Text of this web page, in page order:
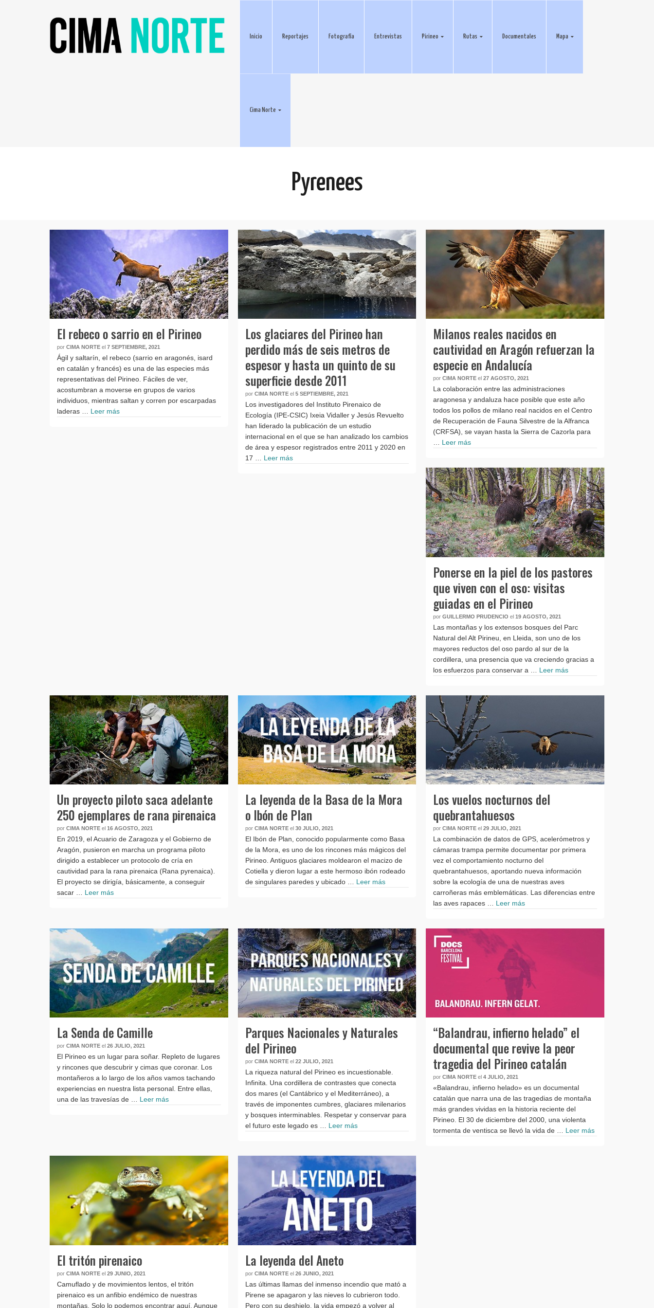
Inicio Reportajes Fotografía Entrevistas Pirineo Rutas Documentales Mapa
Cima Norte
Pyrenees
El rebeco o sarrio en el Pirineo
por CIMA NORTE el 7 SEPTIEMBRE, 2021
Ágil y saltarín, el rebeco (sarrio en aragonés, isard
en catalán y francés) es una de las especies más
representativas del Pirineo. Fáciles de ver,
acostumbran a moverse en grupos de varios
individuos, mientras saltan y corren por escarpadas
laderas … Leer más
Los glaciares del Pirineo han
perdido más de seis metros de
espesor y hasta un quinto de su
superficie desde 2011
por CIMA NORTE el 5 SEPTIEMBRE, 2021
Los investigadores del Instituto Pirenaico de
Ecología (IPE-CSIC) Ixeia Vidaller y Jesús Revuelto
han liderado la publicación de un estudio
internacional en el que se han analizado los cambios
de área y espesor registrados entre 2011 y 2020 en
17 … Leer más
Milanos reales nacidos en
cautividad en Aragón refuerzan la
especie en Andalucía
porCIMA NORTE el27 AGOSTO, 2021
La colaboración entre las administraciones
aragonesa y andaluza hace posible que este año
todos los pollos de milano real nacidos en el Centro
de Recuperación de Fauna Silvestre de la Alfranca
(CRFSA), se vayan hasta la Sierra de Cazorla para
… Leer más
Ponerse en la piel de los pastores
que viven con el oso: visitas
guiadas en el Pirineo
porGUILLERMO PRUDENCIO el19 AGOSTO, 2021
Las montañas y los extensos bosques del Parc
Natural del Alt Pirineu, en Lleida, son uno de los
mayores reductos del oso pardo al sur de la
cordillera, una presencia que va creciendo gracias a
los esfuerzos para conservar a … Leer más
Un proyecto piloto saca adelante
250 ejemplares de rana pirenaica
por CIMA NORTE el 16 AGOSTO, 2021
En 2019, el Acuario de Zaragoza y el Gobierno de
Aragón, pusieron en marcha un programa piloto
dirigido a establecer un protocolo de cría en
cautividad para la rana pirenaica (Rana pyrenaica).
El proyecto se dirigía, básicamente, a conseguir
sacar … Leer más
La leyenda de la Basa de la Mora
o Ibón de Plan
por CIMA NORTE el 30 JULIO, 2021
El Ibón de Plan, conocido popularmente como Basa
de la Mora, es uno de los rincones más mágicos del
Pirineo. Antiguos glaciares moldearon el macizo de
Cotiella y dieron lugar a este hermoso ibón rodeado
de singulares paredes y ubicado … Leer más
Los vuelos nocturnos del
quebrantahuesos
porCIMA NORTE el29 JULIO, 2021
La combinación de datos de GPS, acelerómetros y
cámaras trampa permite documentar por primera
vez el comportamiento nocturno del
quebrantahuesos, aportando nueva información
sobre la ecología de una de nuestras aves
carroñeras más emblemáticas. Las diferencias entre
las aves rapaces … Leer más
La Senda de Camille
por CIMA NORTE el 26 JULIO, 2021
El Pirineo es un lugar para soñar. Repleto de lugares
y rincones que descubrir y cimas que coronar. Los
montañeros a lo largo de los años vamos tachando
experiencias en nuestra lista personal. Entre ellas,
una de las travesías de … Leer más
Parques Nacionales y Naturales
del Pirineo
por CIMA NORTE el 22 JULIO, 2021
La riqueza natural del Pirineo es incuestionable.
Infinita. Una cordillera de contrastes que conecta
dos mares (el Cantábrico y el Mediterráneo), a
través de imponentes cumbres, glaciares milenarios
y bosques interminables. Respetar y conservar para
el futuro este legado es … Leer más
“Balandrau, infierno helado” el
documental que revive la peor
tragedia del Pirineo catalán
porCIMA NORTE el4 JULIO, 2021
«Balandrau, infierno helado» es un documental
catalán que narra una de las tragedias de montaña
más grandes vividas en la historia reciente del
Pirineo. El 30 de diciembre del 2000, una violenta
tormenta de ventisca se llevó la vida de … Leer más
El tritón pirenaico
por CIMA NORTE el 29 JUNIO, 2021
Camuflado y de movimientos lentos, el tritón
pirenaico es un anfibio endémico de nuestras
montañas. Solo lo podemos encontrar aquí. Aunque
La leyenda del Aneto
por CIMA NORTE el 26 JUNIO, 2021
Las últimas llamas del inmenso incendio que mató a
Pirene se apagaron y las nieves lo cubrieron todo.
Pero con su deshielo, la vida empezó a volver al